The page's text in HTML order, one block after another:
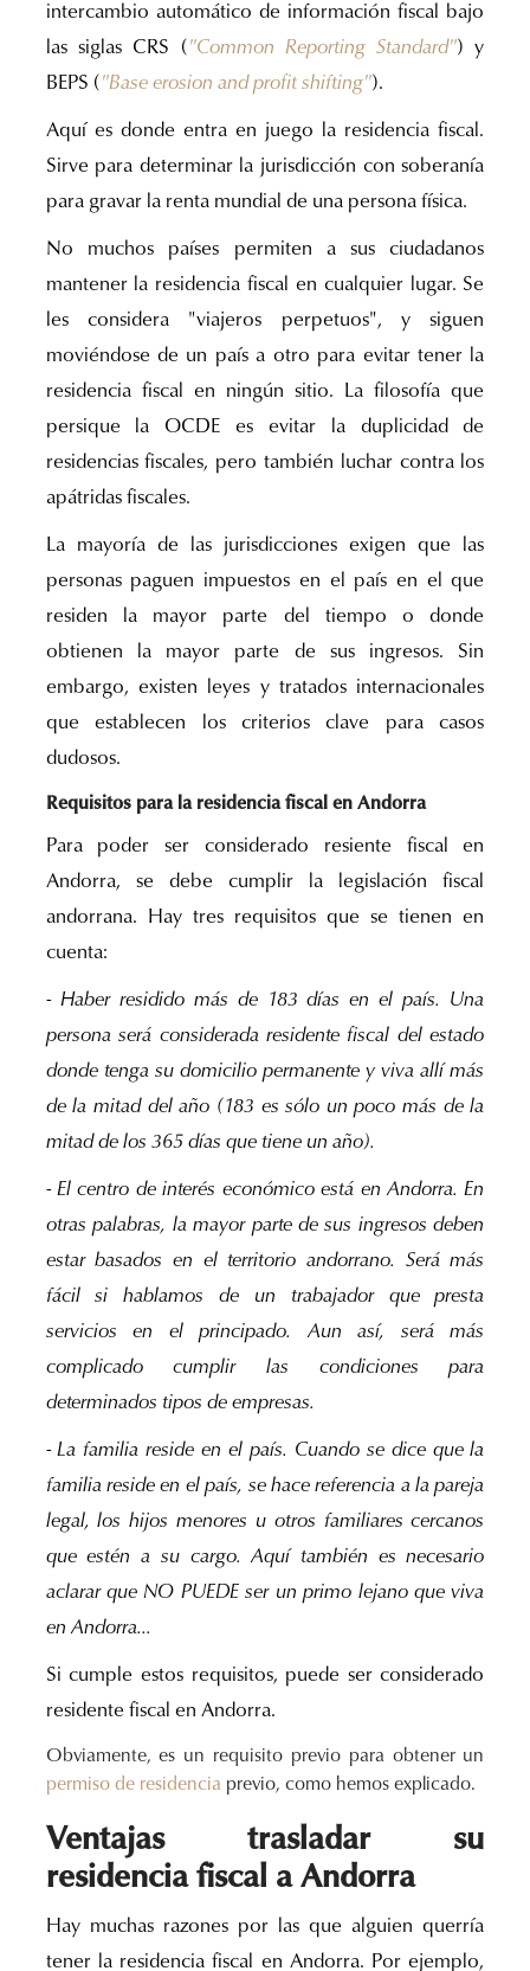
intercambio automático de información fiscal bajo
las siglas CRS ("Common Reporting Standard") y
BEPS ("Base erosion and profit shifting").
Aquí es donde entra en juego la residencia fiscal.
Sirve para determinar la jurisdicción con soberanía
para gravar la renta mundial de una persona física.
No muchos países permiten a sus ciudadanos
mantener la residencia fiscal en cualquier lugar. Se
les considera "viajeros perpetuos", y siguen
moviéndose de un país a otro para evitar tener la
residencia fiscal en ningún sitio. La filosofía que
persique la OCDE es evitar la duplicidad de
residencias fiscales, pero también luchar contra los
apátridas fiscales.
La mayoría de las jurisdicciones exigen que las
personas paguen impuestos en el país en el que
residen la mayor parte del tiempo o donde
obtienen la mayor parte de sus ingresos. Sin
embargo, existen leyes y tratados internacionales
que establecen los criterios clave para casos
dudosos.
Requisitos para la residencia fiscal en Andorra
Para poder ser considerado resiente fiscal en
Andorra, se debe cumplir la legislación fiscal
andorrana. Hay tres requisitos que se tienen en
cuenta:
- Haber residido más de 183 días en el país. Una
persona será considerada residente fiscal del estado
donde tenga su domicilio permanente y viva allí más
de la mitad del año (183 es sólo un poco más de la
mitad de los 365 días que tiene un año).
- El centro de interés económico está en Andorra. En
otras palabras, la mayor parte de sus ingresos deben
estar basados en el territorio andorrano. Será más
fácil si hablamos de un trabajador que presta
servicios en el principado. Aun así, será más
complicado cumplir las condiciones para
determinados tipos de empresas.
- La familia reside en el país. Cuando se dice que la
familia reside en el país, se hace referencia a la pareja
legal, los hijos menores u otros familiares cercanos
que estén a su cargo. Aquí también es necesario
aclarar que NO PUEDE ser un primo lejano que viva
en Andorra...
Si cumple estos requisitos, puede ser considerado
residente fiscal en Andorra.
Obviamente, es un requisito previo para obtener un
permiso de residencia previo, como hemos explicado.
Ventajas trasladar su
residencia fiscal a Andorra
Hay muchas razones por las que alguien querría
tener la residencia fiscal en Andorra. Por ejemplo,